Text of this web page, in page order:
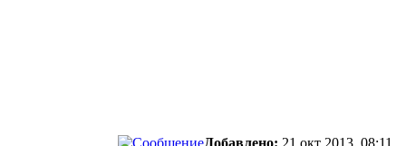
Добавлено: 21 окт 2013, 08:11